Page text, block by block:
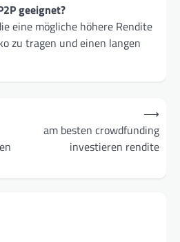
geeignet?
eine mögliche höhere Rendite
zu tragen und einen langen
am besten crowdfunding
investieren rendite
⟶